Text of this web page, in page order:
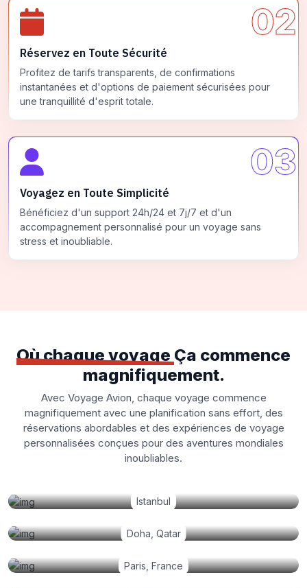
02
Réservez en Toute Sécurité
Profitez de tarifs transparents, de confirmations
instantanées et d'options de paiement sécurisées pour
une tranquillité d'esprit totale.
03
Voyagez en Toute Simplicité
Bénéficiez d'un support 24h/24 et 7j/7 et d'un
accompagnement personnalisé pour un voyage sans
stress et inoubliable.
Où chaque voyage Ça commence
magnifiquement.
Avec Voyage Avion, chaque voyage commence
magnifiquement avec une planification sans effort, des
réservations abordables et des expériences de voyage
personnalisées conçues pour des aventures mondiales
inoubliables.
Istanbul
Doha, Qatar
Paris, France